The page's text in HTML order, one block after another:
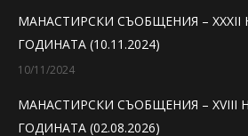
new
window
new
window
new
window
МАНАСТИРСКИ СЪОБЩЕНИЯ – XXXII
ГОДИНАТА (10.11.2024)
10/11/2024
МАНАСТИРСКИ СЪОБЩЕНИЯ – XVIII
ГОДИНАТА (02.08.2026)